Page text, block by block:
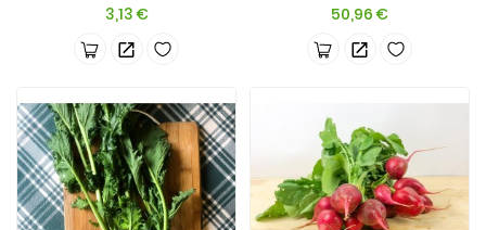
3,13 €Prezzo
50,96 €Prezzo